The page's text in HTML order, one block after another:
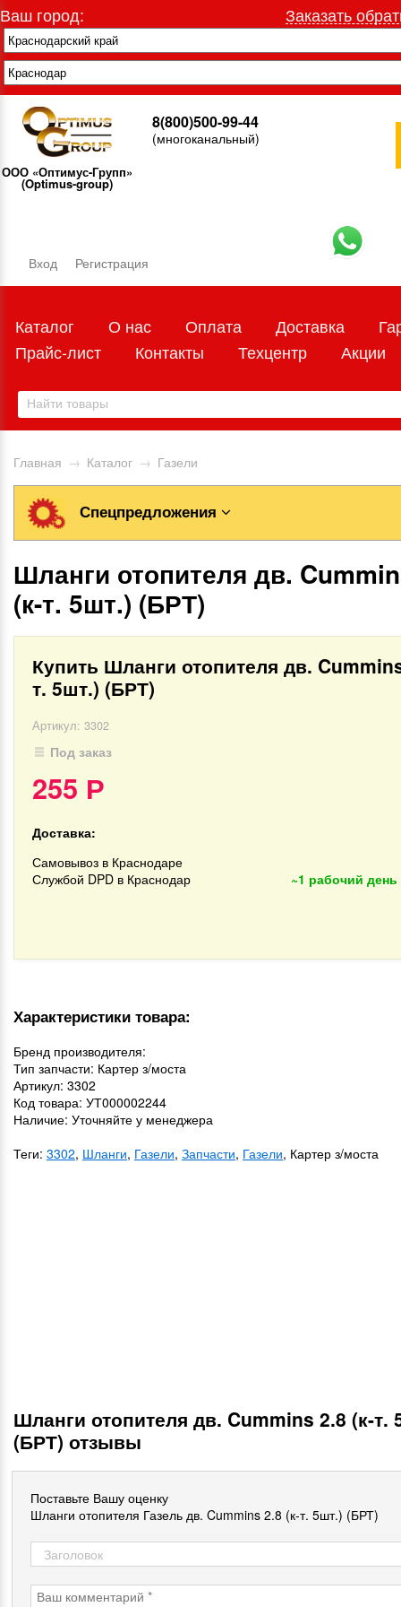
Ваш город: Заказать
ООО «Оптимус-Групп»
(Optimus-group)
8(800)500-99-44
(многоканальный)
Вход Регистрация
Каталог О нас Оплата Доставка
Прайс-лист
Контакты Техцентр Акции
Главная → Каталог → Газели
Спецпредложения
Шланги отопителя дв.
(к-т. 5шт.) (БРТ)
Купить Шланги отопителя дв.
т. 5шт.) (БРТ)
Артикул: 3302
Под заказ
255 Р
Доставка:
Самовывоз в Краснодаре
Службой DPD в Краснодар
~1 рабочий день
Характеристики товара:
Бренд производителя:
Тип запчасти: Картер з/моста
Артикул: 3302
Код товара: УТ000002244
Наличие: Уточняйте у менеджера
Теги: 3302, Шланги, Газели, Запчасти, Газели, Картер з/моста
Шланги отопителя дв. Cummins 2.8 (к-т.
(БРТ) отзывы
Поставьте Вашу оценку
Шланги отопителя Газель дв. Cummins 2.8 (к-т. 5шт.) (БРТ)